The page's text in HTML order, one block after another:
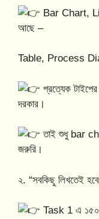
Bar Chart,
আছে –
Table, Process
প্রত্যেক
দরকার।
তাই শুধু bar
জরুরি।
২. “সবকিছু লিখতেই
Task 1 এ ১৫০